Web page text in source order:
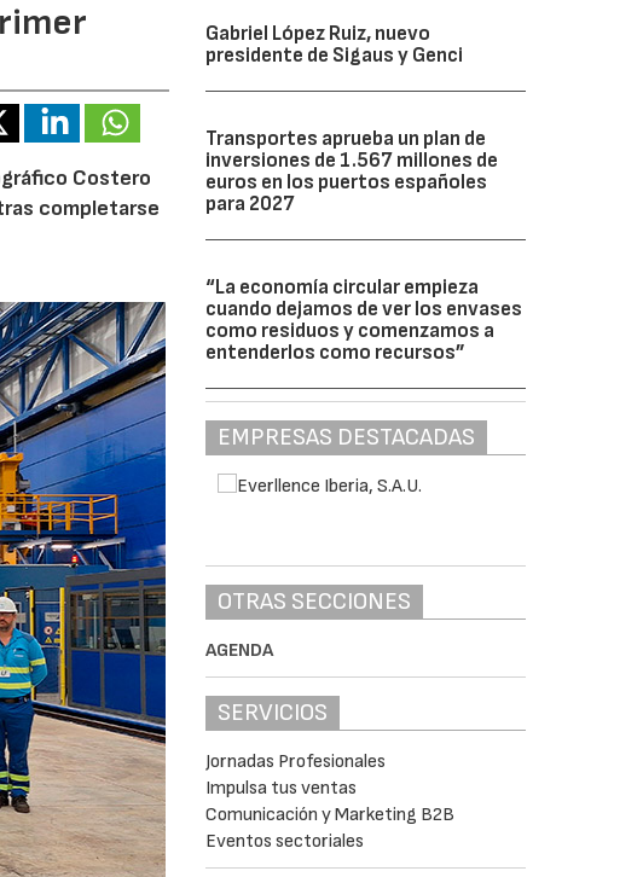
Costero
completarse
Gabriel López Ruiz, nuevo
presidente de Sigaus y Genci
Transportes aprueba un plan de
inversiones de 1.567 millones de
euros en los puertos españoles
para 2027
“La economía circular empieza
cuando dejamos de ver los envases
como residuos y comenzamos a
entenderlos como recursos”
EMPRESAS DESTACADAS
OTRAS SECCIONES
AGENDA
SERVICIOS
Jornadas Profesionales
Impulsa tus ventas
Comunicación y Marketing B2B
Eventos sectoriales